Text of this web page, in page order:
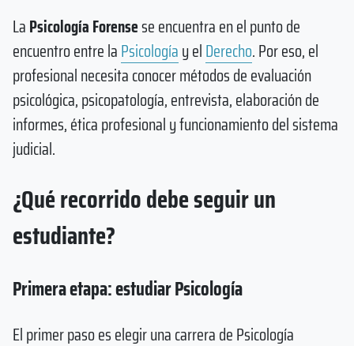
LaPsicología Forensese encuentra en el punto de
encuentro entre laPsicologíay elDerecho. Por eso, el
profesional necesita conocer métodos de evaluación
psicológica, psicopatología, entrevista, elaboración de
informes, ética profesional y funcionamiento del sistema
judicial.
¿Qué recorrido debe seguir un
estudiante?
Primera etapa: estudiar Psicología
El primer paso es elegir una carrera de Psicología